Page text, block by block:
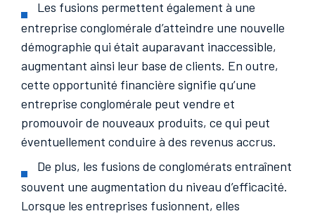
Les fusions permettent également à une
entreprise conglomérale d’atteindre une nouvelle
démographie qui était auparavant inaccessible,
augmentant ainsi leur base de clients. En outre,
cette opportunité financière signifie qu’une
entreprise conglomérale peut vendre et
promouvoir de nouveaux produits, ce qui peut
éventuellement conduire à des revenus accrus.
De plus, les fusions de conglomérats entraînent
souvent une augmentation du niveau d’efficacité.
Lorsque les entreprises fusionnent, elles